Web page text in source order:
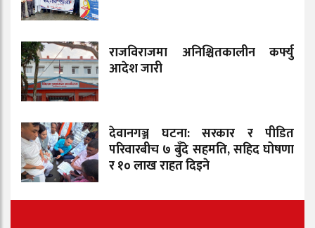
राजविराजमा अनिश्चितकालीन कर्फ्यु
आदेश जारी
देवानगञ्ज घटना: सरकार र पीडित
परिवारबीच ७ बुँदे सहमति, सहिद घोषणा
र १० लाख राहत दिइने